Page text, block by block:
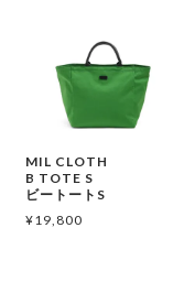
MIL CLOTH
B TOTE S
ビートートS
¥19,800